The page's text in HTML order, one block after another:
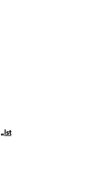
„Ist